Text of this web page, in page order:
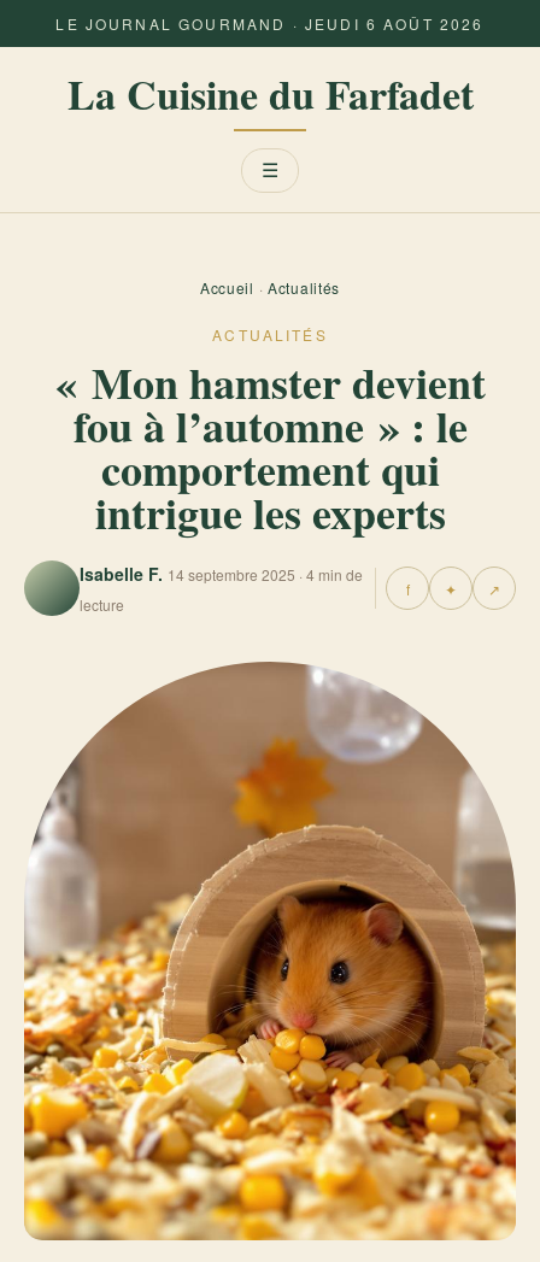
LE JOURNAL GOURMAND · JEUDI 6 AOÛT 2026
La Cuisine du Farfadet
Menu
☰
Accueil · Actualités
ACTUALITÉS
« Mon hamster devient
fou à l’automne » : le
comportement qui
intrigue les experts
Isabelle F. 14 septembre 2025 · 4 min de
lecture
f ✦ ↗